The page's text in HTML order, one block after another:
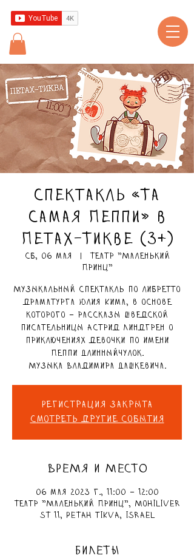
Спектакль «Та
самая Пеппи» в
Петах-Тикве (3+)
сб, 06 мая
Театр "Маленький
Принц"
Музыкальный спектакль по либретто
драматурга Юлия Кима, в основе
которого – рассказы шведской
писательницы Астрид Линдгрен о
приключениях девочки по имени
Пеппи Длинныйчулок.
Музыка Владимира Дашкевича.
Регистрация закрыта
Смотреть другие события
ВРЕМЯ И МЕСТО
06 мая 2023 г., 11:00 – 12:00
Театр "Маленький Принц", Mohiliver
St 11, Petah Tikva, Israel
БИЛЕТЫ